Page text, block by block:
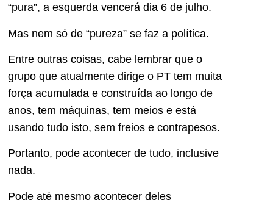
“pura”, a esquerda vencerá dia 6 de julho.
Mas nem só de “pureza” se faz a política.
Entre outras coisas, cabe lembrar que o
grupo que atualmente dirige o PT tem muita
força acumulada e construída ao longo de
anos, tem máquinas, tem meios e está
usando tudo isto, sem freios e contrapesos.
Portanto, pode acontecer de tudo, inclusive
nada.
Pode até mesmo acontecer deles